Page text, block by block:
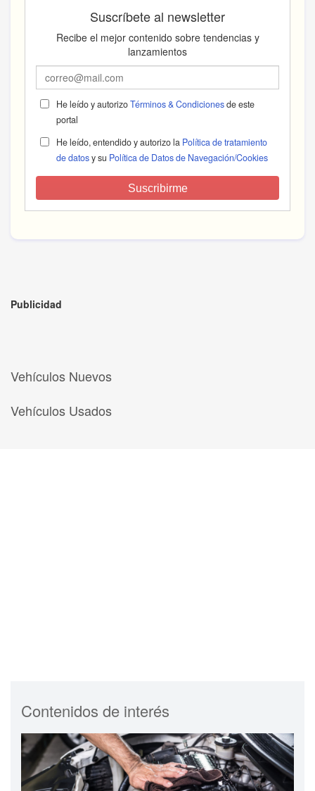
Suscríbete al newsletter
Recibe el mejor contenido sobre tendencias y
lanzamientos
He leído y autorizoTérminos & Condicionesde este
portal
He leído, entendido y autorizo la Política de tratamiento
de datosy su Política de Datos de Navegación/Cookies
Suscribirme
Publicidad
Vehículos Nuevos
Vehículos Usados
Contenidos de interés